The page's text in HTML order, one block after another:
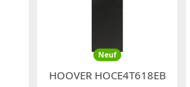
Neuf
HOOVER HOCE4T618EB